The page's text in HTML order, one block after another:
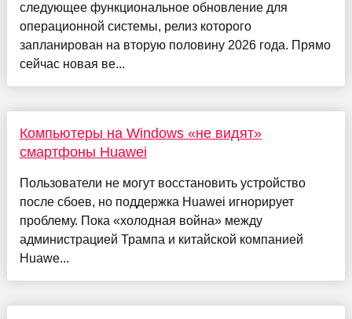
следующее функциональное обновление для
операционной системы, релиз которого
запланирован на вторую половину 2026 года. Прямо
сейчас новая ве...
Компьютеры на Windows «не видят»
смартфоны Huawei
Пользователи не могут восстановить устройство
после сбоев, но поддержка Huawei игнорирует
проблему. Пока «холодная война» между
администрацией Трампа и китайской компанией
Huawe...